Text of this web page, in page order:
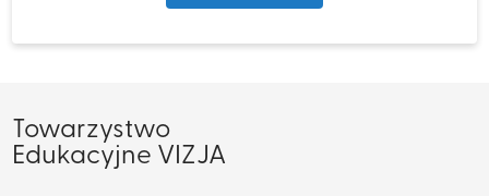
Towarzystwo
Edukacyjne VIZJA